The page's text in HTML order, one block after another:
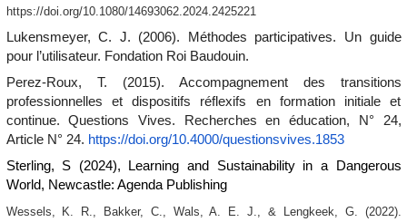
https://doi.org/10.1080/14693062.2024.2425221
Lukensmeyer, C. J. (2006). Méthodes participatives. Un guide
pour l’utilisateur. Fondation Roi Baudouin.
Perez-Roux, T. (2015). Accompagnement des transitions
professionnelles et dispositifs réflexifs en formation initiale et
continue.Questions Vives. Recherches en éducation, N° 24,
Article N° 24. https://doi.org/10.4000/questionsvives.1853
Sterling, S (2024), Learning and Sustainability in a Dangerous
World, Newcastle: Agenda Publishing
Wessels, K. R., Bakker, C., Wals, A. E. J., & Lengkeek, G. (2022).